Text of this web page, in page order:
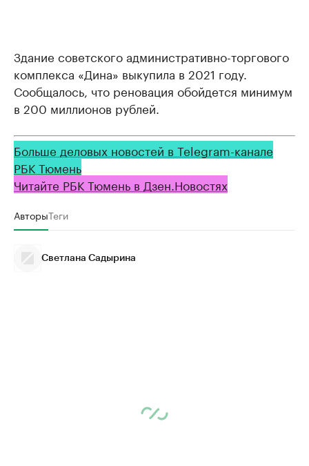
Здание советского административно-торгового
комплекса «Дина» выкупила в 2021 году.
Сообщалось, что реновация обойдется минимум
в 200 миллионов рублей.
Больше деловых новостей в Telegram-канале
РБК Тюмень
Читайте РБК Тюмень в Дзен.Новостях
АвторыТеги
Светлана Садырина